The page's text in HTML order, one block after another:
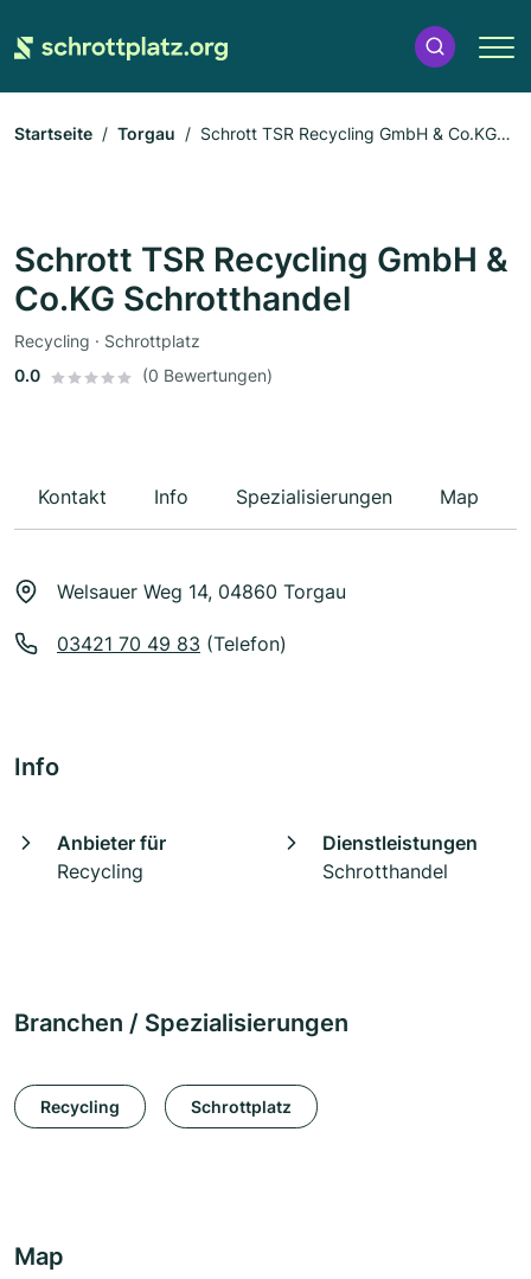
Startseite Torgau
Schrott TSR Recycling GmbH & Co.KG
Schrott TSR Recycling GmbH &
Co.KG Schrotthandel
Recycling · Schrottplatz
0.0
(0 Bewertungen)
Kontakt Info Spezialisierungen Map
Welsauer Weg 14, 04860 Torgau
03421 70 49 83 (Telefon)
Info
Anbieter für
Recycling
Dienstleistungen
Schrotthandel
Branchen / Spezialisierungen
Recycling Schrottplatz
Map